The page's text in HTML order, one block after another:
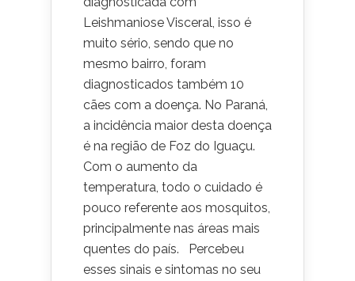
Leishmaniose Visceral, isso é
muito sério, sendo que no
mesmo bairro, foram
diagnosticados também 10
cães com a doença. No Paraná,
a incidência maior desta doença
é na região de Foz do Iguaçu.
Com o aumento da
temperatura, todo o cuidado é
pouco referente aos mosquitos,
principalmente nas áreas mais
quentes do país. Percebeu
esses sinais e sintomas no seu